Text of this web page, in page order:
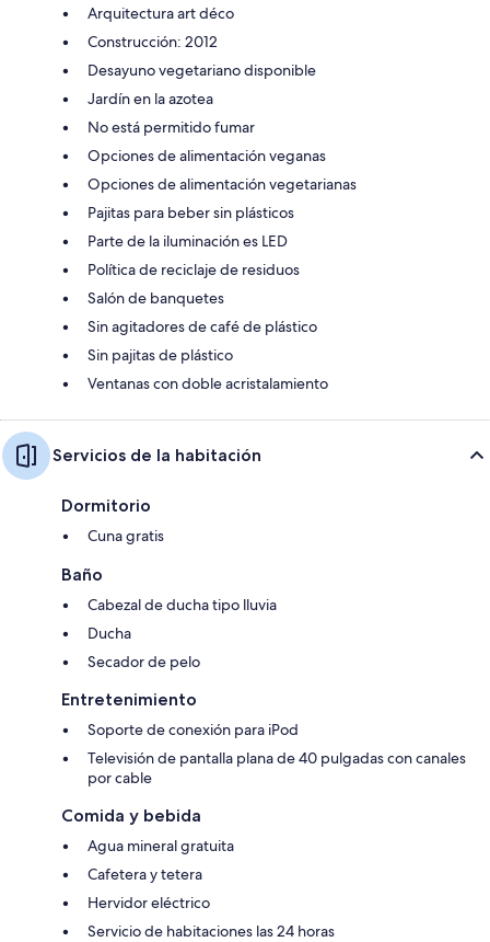
Arquitectura art déco
Construcción: 2012
Desayuno vegetariano disponible
Jardín en la azotea
No está permitido fumar
Opciones de alimentación veganas
Opciones de alimentación vegetarianas
Pajitas para beber sin plásticos
Parte de la iluminación es LED
Política de reciclaje de residuos
Salón de banquetes
Sin agitadores de café de plástico
Sin pajitas de plástico
Ventanas con doble acristalamiento
Servicios de la habitación
Dormitorio
Cuna gratis
Baño
Cabezal de ducha tipo lluvia
Ducha
Secador de pelo
Entretenimiento
Soporte de conexión para iPod
Televisión de pantalla plana de 40 pulgadas con canales
por cable
Comida y bebida
Agua mineral gratuita
Cafetera y tetera
Hervidor eléctrico
Servicio de habitaciones las 24 horas